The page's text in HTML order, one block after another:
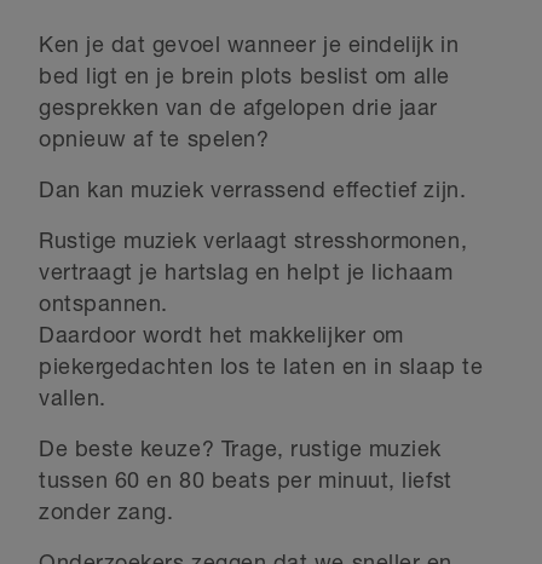
Ken je dat gevoel wanneer je eindelijk in
bed ligt en je brein plots beslist om alle
gesprekken van de afgelopen drie jaar
opnieuw af te spelen?
Dan kan muziek verrassend effectief zijn.
Rustige muziek verlaagt stresshormonen,
vertraagt je hartslag en helpt je lichaam
ontspannen.
Daardoor wordt het makkelijker om
piekergedachten los te laten en in slaap te
vallen.
De beste keuze? Trage, rustige muziek
tussen 60 en 80 beats per minuut, liefst
zonder zang.